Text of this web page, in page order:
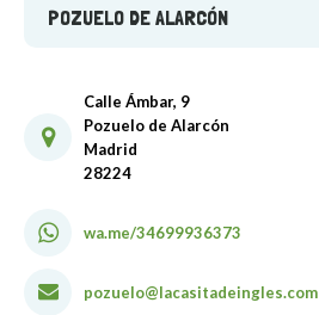
POZUELO DE ALARCÓN
Calle Ámbar, 9
Pozuelo de Alarcón
Madrid
28224
wa.me/34699936373
pozuelo@lacasitadeingles.com